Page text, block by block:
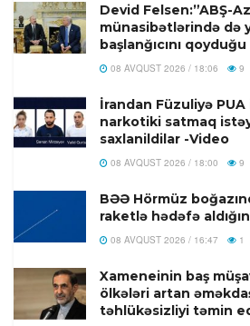
Devid Felsen:”ABŞ-
münasibətlərində də
başlanğıcını
08 AVQUST 2026 / 18:06 9
İrandan Füzuliyə
narkotiki satmaq
saxlanildilar -Video
08 AVQUST 2026 / 18:00 9
BƏƏ Hörmüz
raketlə hədəfə
08 AVQUST 2026 / 16:47 1
Xameneinin baş
ölkələri artan
təhlükəsizliyi təmin